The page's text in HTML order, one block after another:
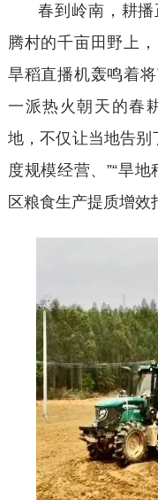
春到岭南，耕
腾村的千亩田野上
旱稻直播机轰鸣着
一派热火朝天的春
地，不仅让当地告别
度规模经营、”“旱
区粮食生产提质增效